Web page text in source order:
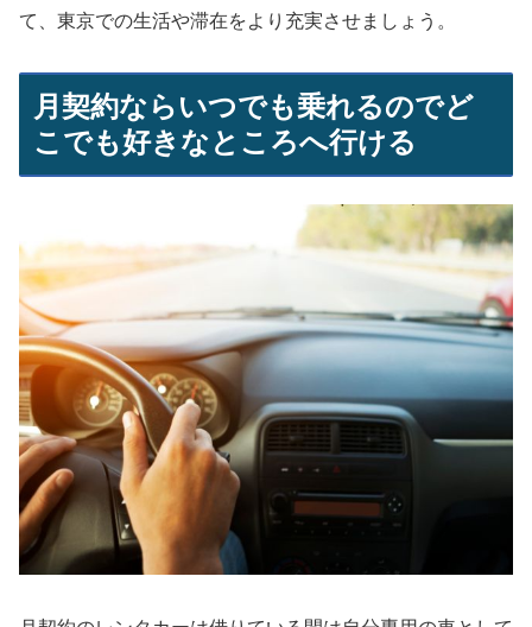
て、東京での生活や滞在をより充実させましょう。
月契約ならいつでも乗れるのでど
こでも好きなところへ行ける